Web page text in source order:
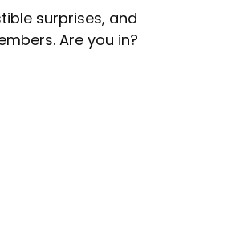
surprises, and
Are you in?